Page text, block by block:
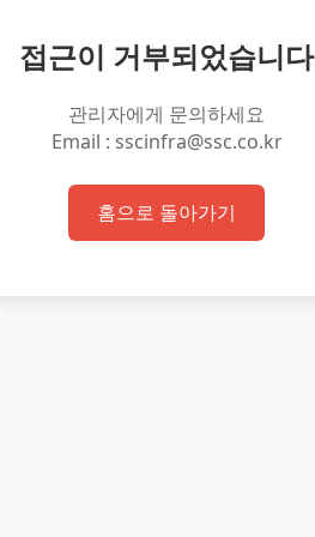
접근이 거부되었습니다
관리자에게 문의하세요
Email : sscinfra@ssc.co.kr
홈으로 돌아가기